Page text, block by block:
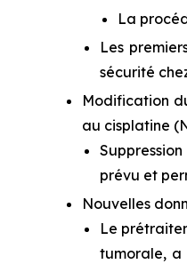
La
Les
sécurité
Modification
au cisplatine
prévu et
Nouvelles
Le
tumorale, a